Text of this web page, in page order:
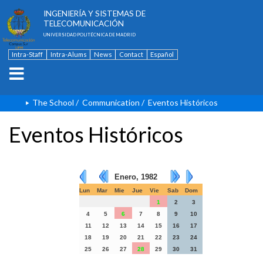
INGENIERÍA Y SISTEMAS DE
TELECOMUNICACIÓN
UNIVERSIDAD POLITÉCNICA DE MADRID
Intra-Staff Intra-Alums News Contact Español
The School / Communication / Eventos Históricos
Eventos Históricos
Enero, 1982
Lun Mar Mie Jue Vie Sab
Dom
1
2
3
4
5 6 7 8 9
10
11
12 13 14 15 16
17
18
19 20 21 22 23
24
25
26 27 28 29 30 31